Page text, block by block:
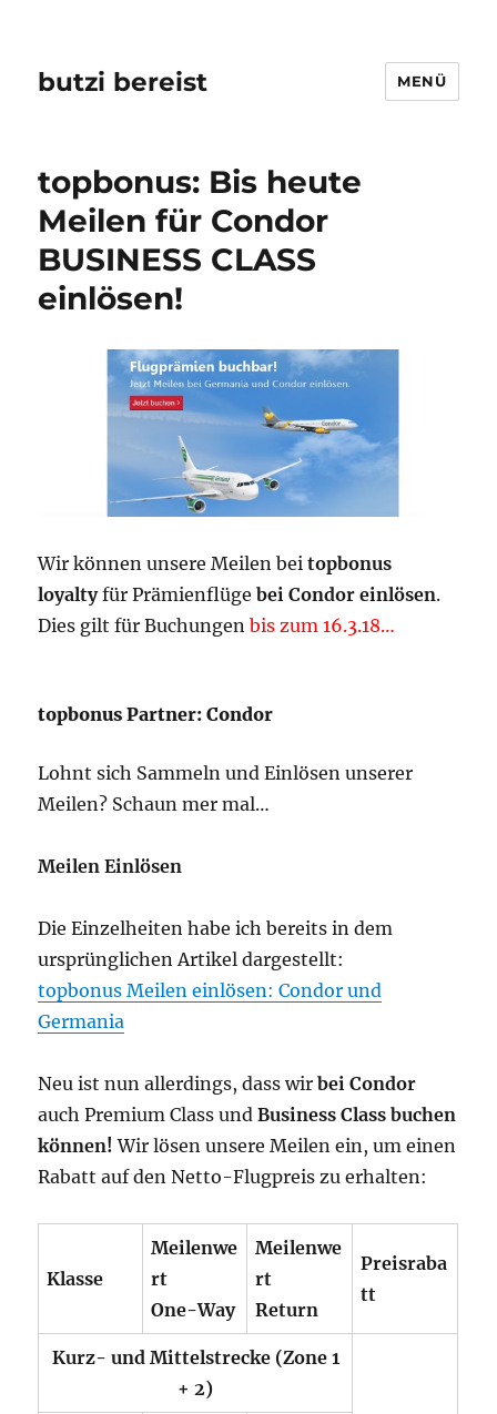
butzi bereist MENÜ
topbonus: Bis heute
Meilen für Condor
BUSINESS CLASS
einlösen!
Wir können unsere Meilen beitopbonus
loyaltyfür Prämienflügebei Condor einlösen.
Dies gilt für Buchungenbis zum 16.3.18…
topbonus Partner: Condor
Lohnt sich Sammeln und Einlösen unserer
Meilen? Schaun mer mal…
MeilenEinlösen
Die Einzelheiten habe ich bereits in dem
ursprünglichen Artikel dargestellt:
topbonus Meilen einlösen: Condor und
Germania
Neu ist nun allerdings, dass wirbei Condor
auch Premium Class und Business Class buchen
können! Wir lösen unsere Meilen ein, um einen
Rabatt auf den Netto-Flugpreis zu erhalten:
Klasse
Meilenwe
rt
One-Way
Meilenwe
rt
Return
Preisraba
tt
Kurz- und Mittelstrecke(Zone 1
+ 2)